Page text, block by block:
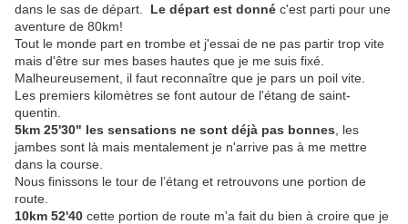
dans le sas de départ. Le départ est donné c'est parti pour une
aventure de 80km!
Tout le monde part en trombe et j'essai de ne pas partir trop vite
mais d'être sur mes bases hautes que je me suis fixé.
Malheureusement, il faut reconnaître que je pars un poil vite.
Les premiers kilomètres se font autour de l'étang de saint-
quentin.
5km 25'30" les sensations ne sont déjà pas bonnes , les
jambes sont là mais mentalement je n'arrive pas à me mettre
dans la course.
Nous finissons le tour de l’étang et retrouvons une portion de
route.
10km 52'40 cette portion de route m'a fait du bien à croire que je